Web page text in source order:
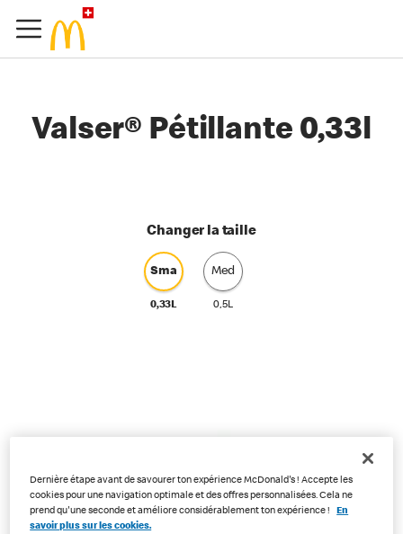
Valser® Pétillante 0,33l
Changer la taille
Sma
0,33L
Med
0,5L
Dernière étape avant de savourer ton expérience McDonald's ! Accepte les
cookies pour une navigation optimale et des offres personnalisées. Cela ne
prend qu'une seconde et améliore considérablement ton expérience !
En
savoir plus sur les cookies.